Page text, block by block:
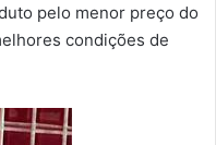
pelo menor preço do
condições de